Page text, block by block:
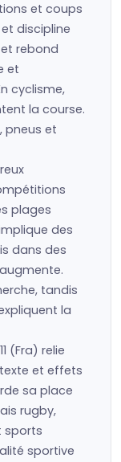
et coups
discipline
rebond
et
cyclisme,
la course.
pneus et
plages
des
dans des
tandis
la
(Fra) relie
et effets
sa place
rugby,
sports
sportive